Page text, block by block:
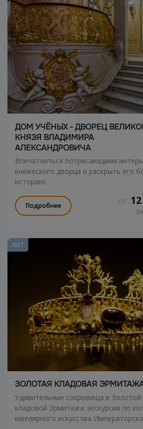
ДОМ УЧЁНЫХ - ДВОРЕЦ
КНЯЗЯ ВЛАДИМИРА
АЛЕКСАНДРОВИЧА
Впечатлиться потрясающими
княжеского дворца и раскрыть его
историю!
Подробнее ОТ
ХИТ
ЗОЛОТАЯ КЛАДОВАЯ
Удивительные сокровища в Золотой
кладовой Эрмитажа: экскурсия по
ювелирного искусства